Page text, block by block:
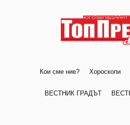
Кои сме ние? Хороскопи
ВЕСТНИК ГРАДЪТ